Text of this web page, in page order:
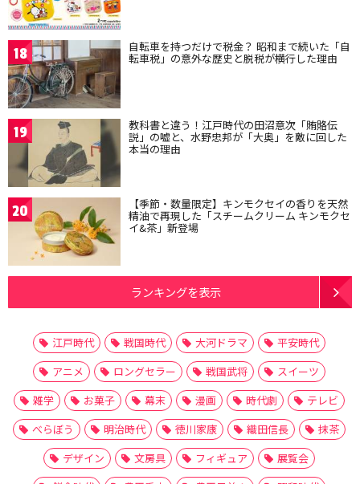
18 自転車を持つだけで税金？ 昭和まで続いた「自
転車税」の意外な歴史と脱税が横行した理由
19 教科書と違う！江戸時代の田沼意次「賄賂伝
説」の嘘と、水野忠邦が「大奥」を敵に回した
本当の理由
20 【季節・数量限定】キンモクセイの香りを天然
精油で再現した「スチームクリーム キンモクセ
イ&茶」新登場
ランキングを表示
江戸時代 戦国時代 大河ドラマ
平安時代
アニメ
ロングセラー 戦国武将
スイーツ
雑学
お菓子 幕末 漫画 時代劇
テレビ
べらぼう
明治時代 徳川家康 織田信長
抹茶
デザイン
文房具 フィギュア
展覧会